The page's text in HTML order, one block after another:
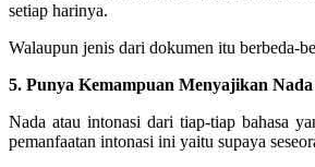
setiap harinya.
Walaupun jenis dari dokumen itu berbeda-
5. Punya Kemampuan Menyajikan
Nada atau intonasi dari tiap-tiap bahasa
pemanfaatan intonasi ini yaitu supaya